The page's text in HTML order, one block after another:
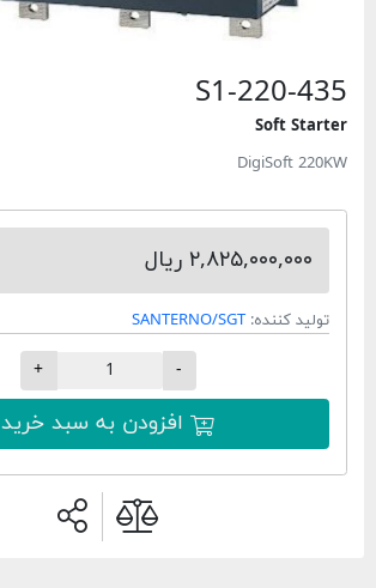
S1-220-435
Soft Starter
DigiSoft 220KW
۲,۸۲۵,۰۰۰,۰۰۰ ریال
تولید کننده: SANTERNO/SGT
-
+
افزودن به سبد خرید